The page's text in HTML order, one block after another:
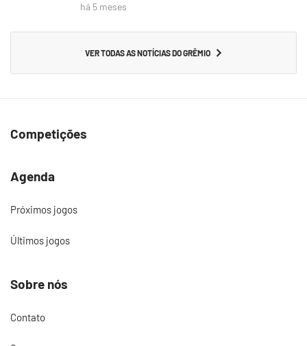
há 5 meses
VER TODAS AS NOTÍCIAS DO GRÊMIO
Competições
Agenda
Próximos jogos
Últimos jogos
Sobre nós
Contato